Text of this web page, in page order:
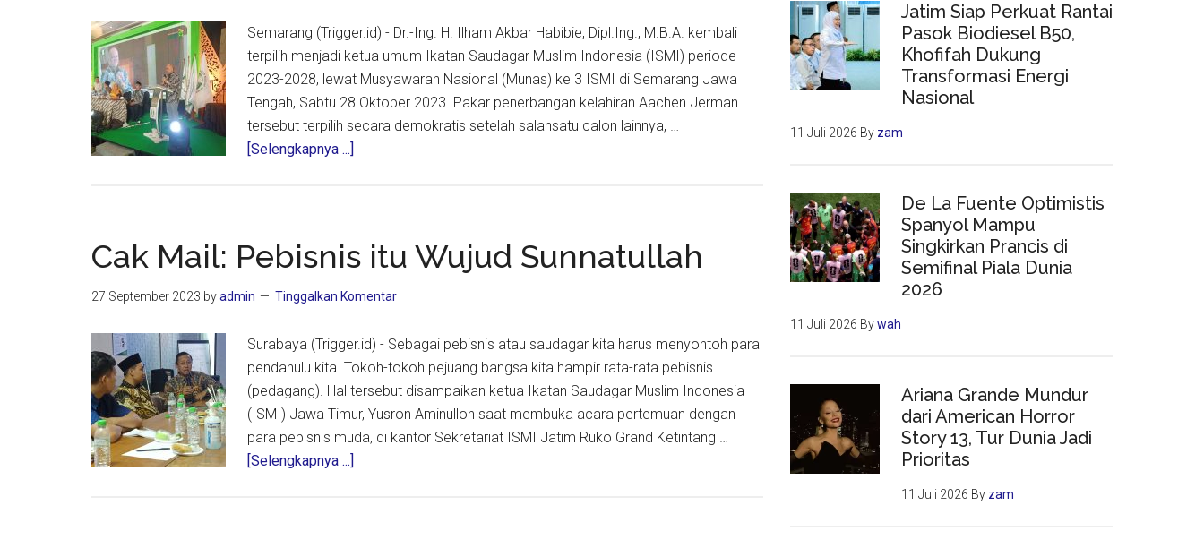
Semarang (Trigger.id) - Dr.-Ing. H. Ilham Akbar Habibie, Dipl.Ing., M.B.A. kembali
terpilih menjadi ketua umum Ikatan Saudagar Muslim Indonesia (ISMI) periode
2023-2028, lewat Musyawarah Nasional (Munas) ke 3 ISMI di Semarang Jawa
Tengah, Sabtu 28 Oktober 2023. Pakar penerbangan kelahiran Aachen Jerman
tersebut terpilih secara demokratis setelah salahsatu calon lainnya, …
[Selengkapnya ...]
Kembali
Terpilih
Menjadi
Umum
ISMI
Cak Mail: Pebisnis itu Wujud Sunnatullah
27 September 2023 byadmin Tinggalkan Komentar
Surabaya (Trigger.id) - Sebagai pebisnis atau saudagar kita harus menyontoh para
pendahulu kita. Tokoh-tokoh pejuang bangsa kita hampir rata-rata pebisnis
(pedagang). Hal tersebut disampaikan ketua Ikatan Saudagar Muslim Indonesia
(ISMI) Jawa Timur, Yusron Aminulloh saat membuka acara pertemuan dengan
para pebisnis muda, di kantor Sekretariat ISMI Jatim Ruko Grand Ketintang …
[Selengkapnya ...]
Jatim Siap Perkuat Rantai
Pasok Biodiesel B50,
Khofifah Dukung
Transformasi Energi
Nasional
11 Juli 2026 By zam
De La Fuente Optimistis
Spanyol Mampu
Singkirkan Prancis di
Semifinal Piala Dunia
2026
11 Juli 2026 Bywah
Ariana Grande Mundur
dari American Horror
Story 13, Tur Dunia Jadi
Prioritas
11 Juli 2026 By zam